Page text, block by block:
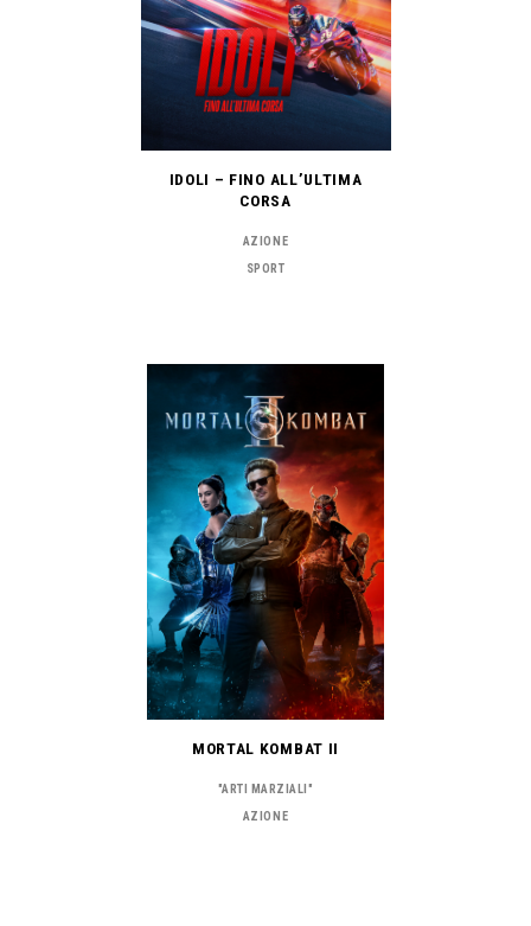
IDOLI – FINO ALL’ULTIMA
CORSA
AZIONE
SPORT
MORTAL KOMBAT II
"ARTI MARZIALI"
AZIONE